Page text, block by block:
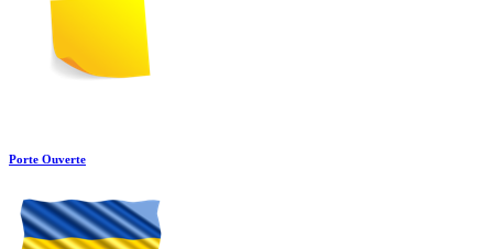
Porte Ouverte